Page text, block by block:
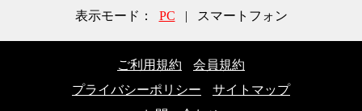
表示モード： PC | スマートフォン
ご利用規約
会員規約
プライバシーポリシー
サイトマップ